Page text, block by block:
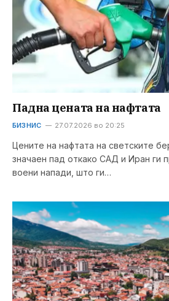
Падна цената на нафтата
БИЗНИС 27.07.2026 во 20:25
Цените на нафтата на светските
значаен пад откако САД и Иран ги
воени напади, што ги…